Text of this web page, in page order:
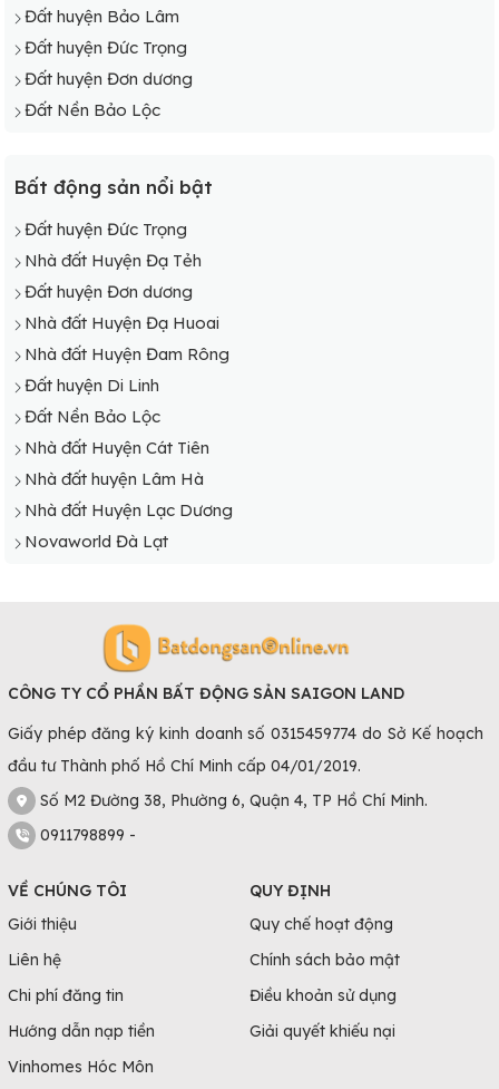
Đất huyện Bảo Lâm
Đất huyện Đức Trọng
Đất huyện Đơn dương
Đất Nền Bảo Lộc
Bất động sản nổi bật
Đất huyện Đức Trọng
Nhà đất Huyện Đạ Tẻh
Đất huyện Đơn dương
Nhà đất Huyện Đạ Huoai
Nhà đất Huyện Đam Rông
Đất huyện Di Linh
Đất Nền Bảo Lộc
Nhà đất Huyện Cát Tiên
Nhà đất huyện Lâm Hà
Nhà đất Huyện Lạc Dương
Novaworld Đà Lạt
CÔNG TY CỔ PHẦN BẤT ĐỘNG SẢN SAIGON LAND
Giấy phép đăng ký kinh doanh số 0315459774 do Sở Kế hoạch
đầu tư Thành phố Hồ Chí Minh cấp 04/01/2019.
Số M2 Đường 38, Phường 6, Quận 4, TP Hồ Chí Minh.
0911798899 -
VỀ CHÚNG TÔI
Giới thiệu
Liên hệ
Chi phí đăng tin
Hướng dẫn nạp tiền
Vinhomes Hóc Môn
QUY ĐỊNH
Quy chế hoạt động
Chính sách bảo mật
Điều khoản sử dụng
Giải quyết khiếu nại